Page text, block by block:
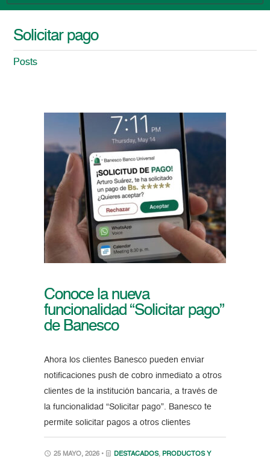
Solicitar pago
Posts
Conoce la nueva
funcionalidad “Solicitar pago”
de Banesco
Ahora los clientes Banesco pueden enviar
notificaciones push de cobro inmediato a otros
clientes de la institución bancaria, a través de
la funcionalidad “Solicitar pago”. Banesco te
permite solicitar pagos a otros clientes
25 MAYO, 2026 • DESTACADOS, PRODUCTOS Y